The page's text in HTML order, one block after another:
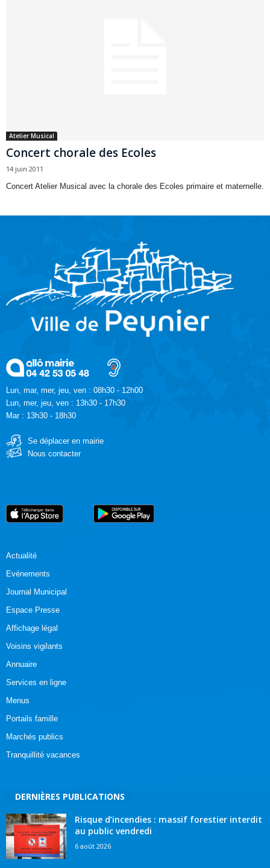
Atelier Musical
Concert chorale des Ecoles
14 juin 2011
Concert Atelier Musical avec la chorale des Ecoles primaire et maternelle.
Lun, mar, mer, jeu, ven : 08h30 - 12h00
Lun, mer, jeu, ven : 13h30 - 17h30
Mar : 13h30 - 18h30
Se déplacer en mairie
Nous contacter
Actualité
Evénements
Journal Municipal
Espace Presse
Affichage légal
Voisins vigilants
Annuaire
Services en ligne
Menus
Portails famille
Marchés publics
Tranquillité vacances
DERNIÈRES PUBLICATIONS
Risque d’incendies : massif forestier interdit
au public vendredi
6 août 2026